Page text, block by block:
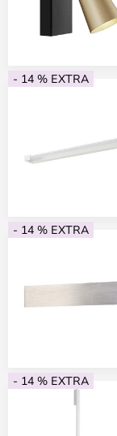
- 14 % EXTRA
- 14 % EXTRA
- 14 % EXTRA